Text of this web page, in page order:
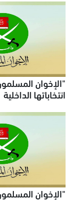
"الإخوان
انتخاباتها الداخلية
"الإخوان